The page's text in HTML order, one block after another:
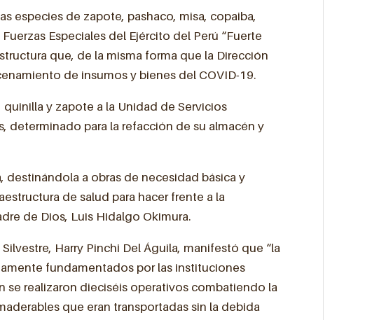
especies de zapote, pashaco, misa, copaiba,
Especiales del Ejército del Perú “Fuerte
que, de la misma forma que la Dirección
de insumos y bienes del COVID-19.
y zapote a la Unidad de Servicios
determinado para la refacción de su almacén y
destinándola a obras de necesidad básica y
de salud para hacer frente a la
de Dios, Luis Hidalgo Okimura.
Harry Pinchi Del Águila, manifestó que “la
fundamentados por las instituciones
se realizaron dieciséis operativos combatiendo la
que eran transportadas sin la debida